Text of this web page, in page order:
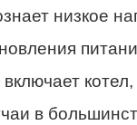
низкое
в